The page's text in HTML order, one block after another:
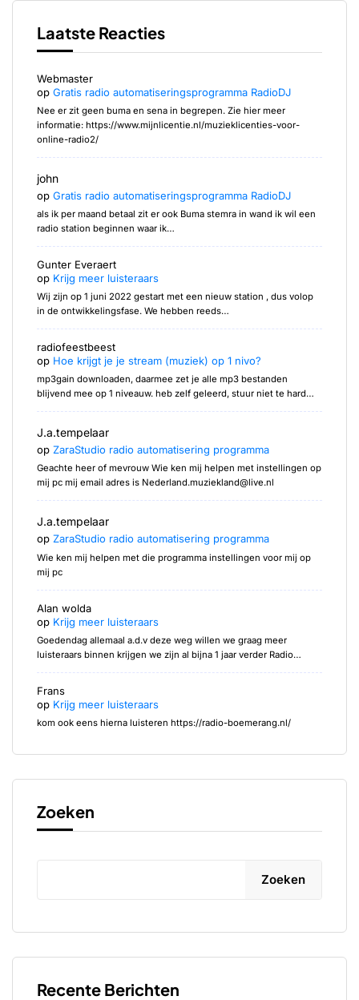
Laatste Reacties
Webmaster
op Gratis radio automatiseringsprogramma RadioDJ
Nee er zit geen buma en sena in begrepen. Zie hier meer
informatie: https://www.mijnlicentie.nl/muzieklicenties-voor-
online-radio2/
john
op Gratis radio automatiseringsprogramma RadioDJ
als ik per maand betaal zit er ook Buma stemra in wand ik wil een
radio station beginnen waar ik…
Gunter Everaert
op Krijg meer luisteraars
Wij zijn op 1 juni 2022 gestart met een nieuw station , dus volop
in de ontwikkelingsfase. We hebben reeds…
radiofeestbeest
op Hoe krijgt je je stream (muziek) op 1 nivo?
mp3gain downloaden, daarmee zet je alle mp3 bestanden
blijvend mee op 1 niveauw. heb zelf geleerd, stuur niet te hard…
J.a.tempelaar
op ZaraStudio radio automatisering programma
Geachte heer of mevrouw Wie ken mij helpen met instellingen op
mij pc mij email adres is Nederland.muziekland@live.nl
J.a.tempelaar
op ZaraStudio radio automatisering programma
Wie ken mij helpen met die programma instellingen voor mij op
mij pc
Alan wolda
op Krijg meer luisteraars
Goedendag allemaal a.d.v deze weg willen we graag meer
luisteraars binnen krijgen we zijn al bijna 1 jaar verder Radio…
Frans
op Krijg meer luisteraars
kom ook eens hierna luisteren https://radio-boemerang.nl/
Zoeken
Zoeken
Recente Berichten